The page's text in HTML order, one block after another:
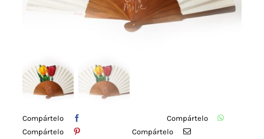
Detalles
Acuarelas
Compártelo
Compártelo
Compártelo
Compártelo